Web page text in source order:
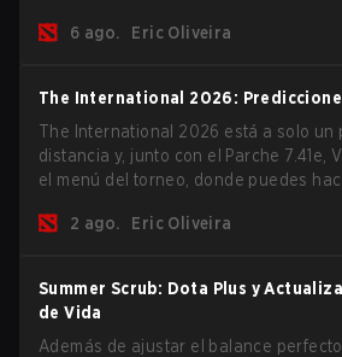
oportunidad de gloria eterna.
6 ago. Eric Oliveira
The International 2026:
The International 2026 está a solo un
distancia y, junto con el Parche 7.41e,
el menú del torneo, donde puedes
este año.
2 ago. Eric Oliveira
Summer Scrub: Dota Plus y
de Vida
Además de ajustar el balance